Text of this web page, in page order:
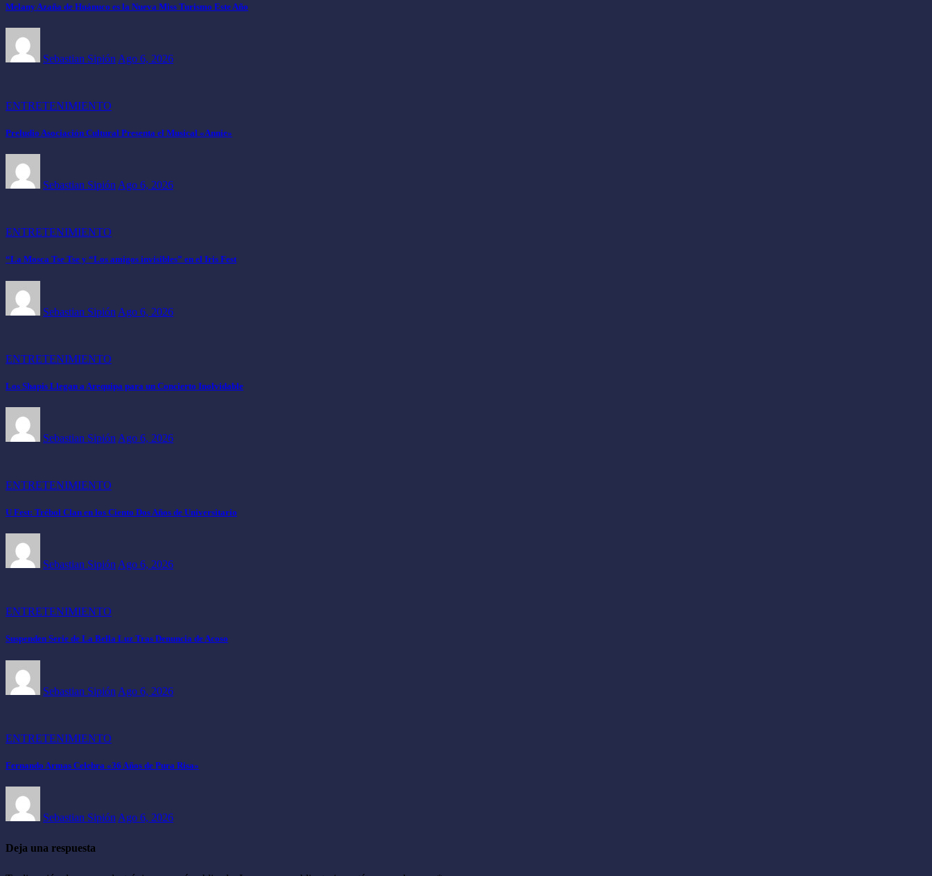
Melany Azaña de Huánuco es la Nueva Miss Turismo Este Año
Sebastian Sipión Ago 6, 2026
ENTRETENIMIENTO
Preludio Asociación Cultural Presenta el Musical «Annie»
Sebastian Sipión Ago 6, 2026
ENTRETENIMIENTO
“La Mosca Tse Tse y “Los amigos invisibles” en el Iris Fest
Sebastian Sipión Ago 6, 2026
ENTRETENIMIENTO
Los Shapis Llegan a Arequipa para un Concierto Inolvidable
Sebastian Sipión Ago 6, 2026
ENTRETENIMIENTO
U Fest: Trébol Clan en los Ciento Dos Años de Universitario
Sebastian Sipión Ago 6, 2026
ENTRETENIMIENTO
Suspenden Serie de La Bella Luz Tras Denuncia de Acoso
Sebastian Sipión Ago 6, 2026
ENTRETENIMIENTO
Fernando Armas Celebra «36 Años de Pura Risa»
Sebastian Sipión Ago 6, 2026
Deja una respuesta